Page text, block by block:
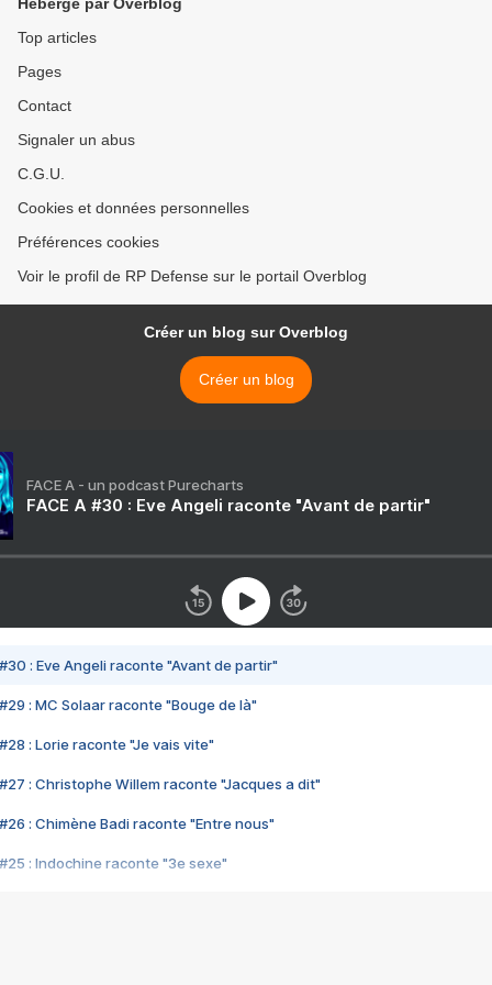
Top articles
Pages
Contact
Signaler un abus
C.G.U.
Cookies et données personnelles
Préférences cookies
Voir le profil de RP Defense sur le portail Overblog
Créer un blog sur Overblog
Créer un blog
FACE A - un podcast Purecharts
FACE A #30 : Eve Angeli raconte "Avant de partir"
#30 : Eve Angeli raconte "Avant de partir"
#29 : MC Solaar raconte "Bouge de là"
#28 : Lorie raconte "Je vais vite"
#27 : Christophe Willem raconte "Jacques a dit"
#26 : Chimène Badi raconte "Entre nous"
#25 : Indochine raconte "3e sexe"